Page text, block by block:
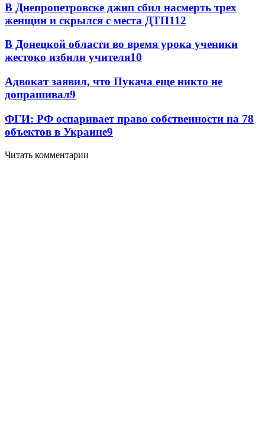
В Днепропетровске джип сбил насмерть трех
женщин и скрылся с места ДТП112
В Донецкой области во время урока ученики
жестоко избили учителя10
Адвокат заявил, что Пукача еще никто не
допрашивал9
ФГИ: РФ оспаривает право собственности на 78
объектов в Украине9
Читать комментарии